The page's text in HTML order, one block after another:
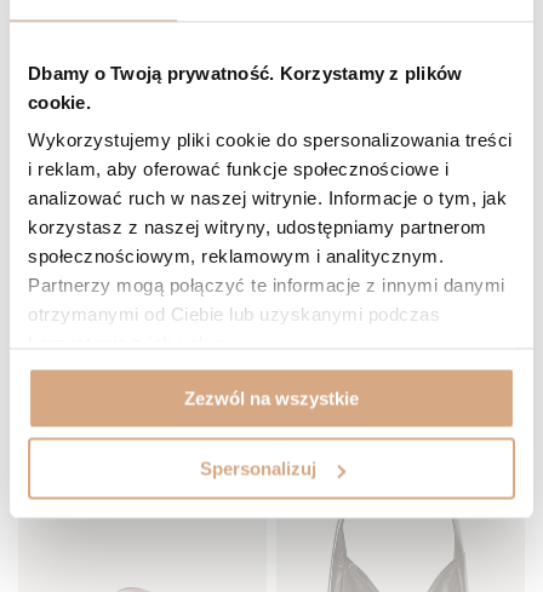
Dbamy o Twoją prywatność. Korzystamy z plików
cookie.
Wykorzystujemy pliki cookie do spersonalizowania treści
i reklam, aby oferować funkcje społecznościowe i
analizować ruch w naszej witrynie. Informacje o tym, jak
korzystasz z naszej witryny, udostępniamy partnerom
społecznościowym, reklamowym i analitycznym.
Partnerzy mogą połączyć te informacje z innymi danymi
otrzymanymi od Ciebie lub uzyskanymi podczas
Zezwól na wszystkie
Spersonalizuj
Torebka zamszowa shopperka
499 zł
Torebka zamszowa shopperka
DO KOSZYKA